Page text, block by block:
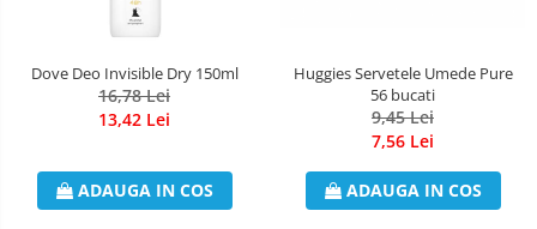
Dove Deo Invisible Dry 150ml
16,78 Lei
13,42 Lei
ADAUGA IN COS
Huggies Servetele Umede Pure
56 bucati
9,45 Lei
7,56 Lei
ADAUGA IN COS